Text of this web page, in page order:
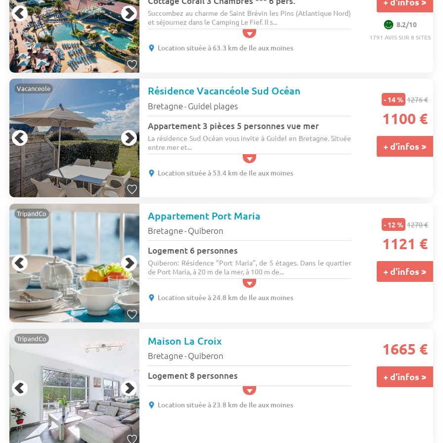
Succombez au charme de Saint Brévin les Pins (Atlantique Nord)
et séjournez dans le Camping Le Fief. Il s...
Location située à 63.3 km de Ile aux moines
8.2/10
1791 AVIS SUR 8 SITES
Vacanceole Résidence Vacancéole Sud Océan
Bretagne- Guidel plages
Appartement 3 pièces 5 personnes vue mer
La résidence Sud Océan vous invite à Guidel en Bretagne. Située
entre mer et...
Location située à 53.4 km de Ile aux moines
- 14 % 1276 €
1100 €
+ d'infos >
TripandCo Appartement Port Maria
Bretagne- Quiberon
Logement 6 personnes
Quiberon: Résidence "Port Maria", de 5 étages. Dans le quartier
de Port Maria, à 20 m de la mer, à 100 m de...
Location située à 24.8 km de Ile aux moines
- 12 % 1270 €
1121 €
+ d'infos >
TripandCo Maison La Croix
Bretagne- Quiberon
Logement 8 personnes
Location située à 23.8 km de Ile aux moines
1665 €
+ d'infos >